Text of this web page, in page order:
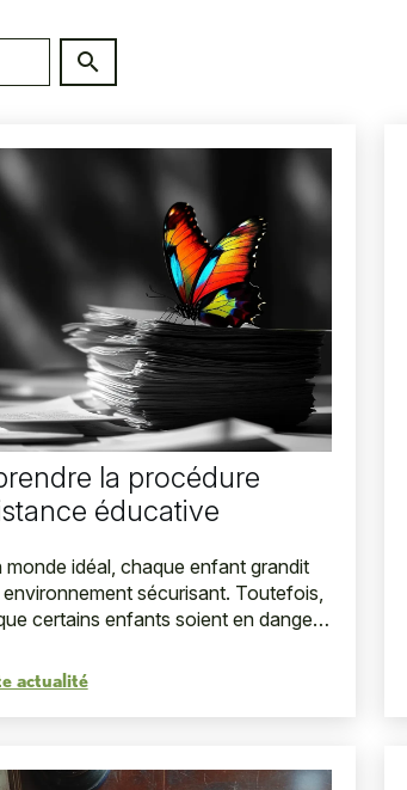
la procédure
éducative
monde idéal, chaque enfant grandit
sécurisant. Toutefois,
certains enfants soient en danger
morales, ...
actualité